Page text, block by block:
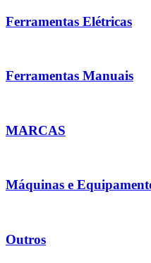
Ferramentas Elétricas
Ferramentas Manuais
MARCAS
Máquinas e
Outros